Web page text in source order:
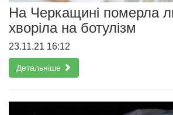
На Черкащині померла
хворіла на ботулізм
23.11.21 16:12
Детальніше